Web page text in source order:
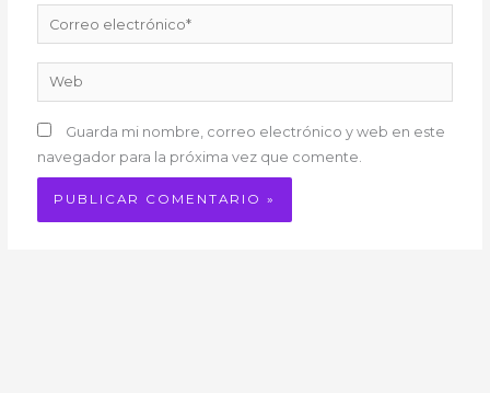
Correo
electrónico*
Web
Guarda mi nombre, correo electrónico y web en este
navegador para la próxima vez que comente.